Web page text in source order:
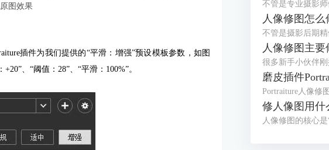
图效果
插件为我们提供的“平滑：增强”预设模板参数，如图
、“阈值：28”、“平滑：100%”。